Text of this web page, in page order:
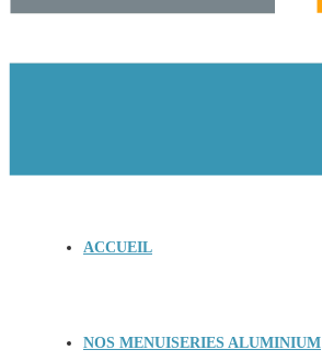
ACCUEIL
NOS MENUISERIES ALUMINIUM